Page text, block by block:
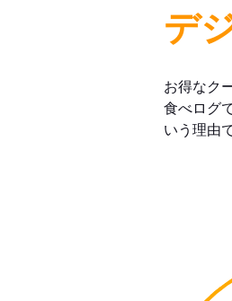
デ
お得なク
食べログ
いう理由